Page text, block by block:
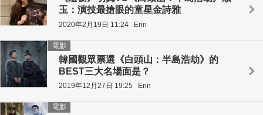
玉：演技最搶眼的童星金詩雅
2020年2月19日 11:24 Erin
韓國觀眾票選《白頭山：半島浩劫》的
BEST三大名場面是？
電影
2019年12月27日 19:25 Erin
電影